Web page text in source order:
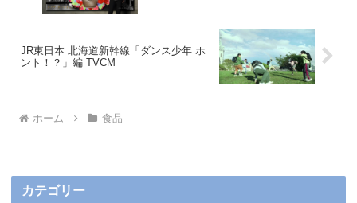
JR東日本 北海道新幹線「ダンス少年 ホ
ント！？」編 TVCM
ホーム 食品
カテゴリー